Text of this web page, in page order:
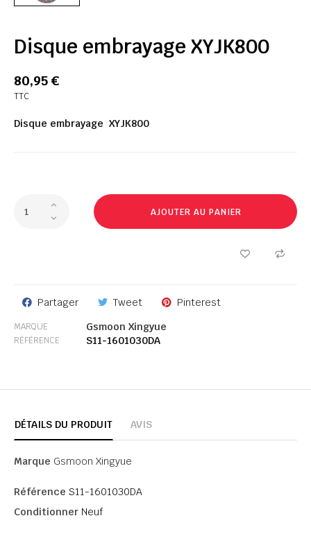
Disque embrayage XYJK800
80,95 €
TTC
Disque embrayage XYJK800
AJOUTER AU PANIER
Partager Tweet Pinterest
MARQUE Gsmoon Xingyue
RÉFÉRENCE S11-1601030DA
DÉTAILS DU PRODUIT AVIS
Marque Gsmoon Xingyue
Référence S11-1601030DA
Conditionner Neuf